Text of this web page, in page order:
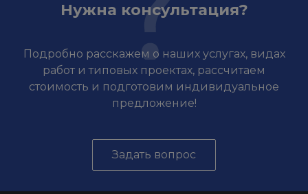
Нужна консультация?
Подробно расскажем о наших услугах, видах
работ и типовых проектах, рассчитаем
стоимость и подготовим индивидуальное
предложение!
Задать вопрос